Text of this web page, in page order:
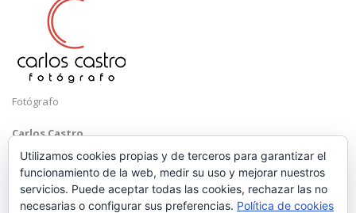
Fotógrafo
Carlos Castro
Málaga
Mobile: +34 652 83 71 98
hola@carloscastrofotografo.com
Utilizamos cookies propias y de terceros para garantizar el
funcionamiento de la web, medir su uso y mejorar nuestros
servicios. Puede aceptar todas las cookies, rechazar las no
necesarias o configurar sus preferencias. Política de cookies